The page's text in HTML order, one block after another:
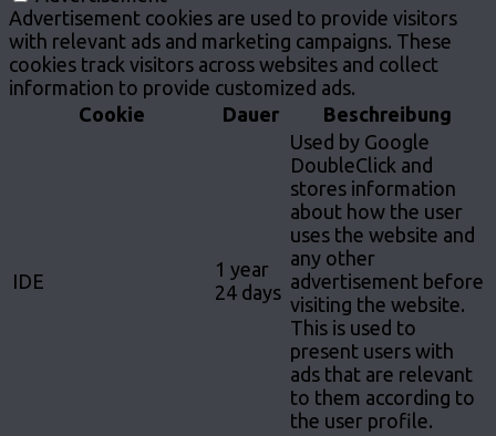
Advertisement cookies are used to provide visitors
with relevant ads and marketing campaigns. These
cookies track visitors across websites and collect
information to provide customized ads.
Cookie
Dauer Beschreibung
IDE
1 year
24 days
Used by Google
DoubleClick and
stores information
about how the user
uses the website and
any other
advertisement before
visiting the website.
This is used to
present users with
ads that are relevant
to them according to
the user profile.